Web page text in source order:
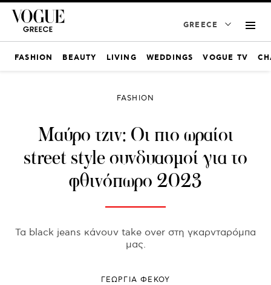
GREECE
FASHION BEAUTY LIVING WEDDINGS VOGUE TV
FASHION
Μαύρο τζιν: Οι πιο ωραίοι
street style συνδυασμοί για το
φθινόπωρο 2023
Τα black jeans κάνουν take over στη γκαρνταρόμπα
μας.
ΓΕΩΡΓΙΑ ΦΕΚΟΥ